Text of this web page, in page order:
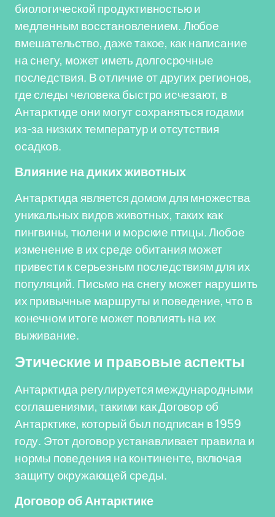
биологической продуктивностью и
медленным восстановлением. Любое
вмешательство, даже такое, как написание
на снегу, может иметь долгосрочные
последствия. В отличие от других регионов,
где следы человека быстро исчезают, в
Антарктиде они могут сохраняться годами
из-за низких температур и отсутствия
осадков.
Влияние на диких животных
Антарктида является домом для множества
уникальных видов животных, таких как
пингвины, тюлени и морские птицы. Любое
изменение в их среде обитания может
привести к серьезным последствиям для их
популяций. Письмо на снегу может нарушить
их привычные маршруты и поведение, что в
конечном итоге может повлиять на их
выживание.
Этические и правовые аспекты
Антарктида регулируется международными
соглашениями, такими как Договор об
Антарктике, который был подписан в 1959
году. Этот договор устанавливает правила и
нормы поведения на континенте, включая
защиту окружающей среды.
Договор об Антарктике